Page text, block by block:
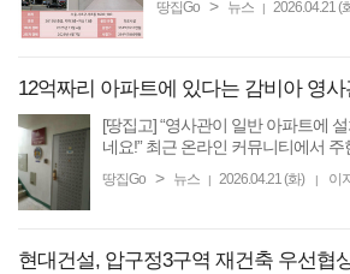
결’ [땅집고] ‘568명 임금체
땅집Go > 뉴스 2026.04.21 (
12억짜리 아파트에 있다는 감비아 영
[땅집고] “영사관이 일반 아파트에
네요!” 최근 온라인 커뮤니티에서 주한 감비아 영사관 위치가
사관이라고 하면 접근성이 좋고 ...
땅집Go > 뉴스 2026.04.21 (화) 이
현대건설, 압구정3구역 재건축 우선협